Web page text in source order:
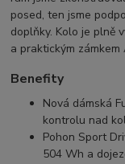
posed, ten jsme
doplňky. Kolo je plně
a praktickým zámkem
Benefity
Nová dámská
kontrolu nad
Pohon Sport
504 Wh a